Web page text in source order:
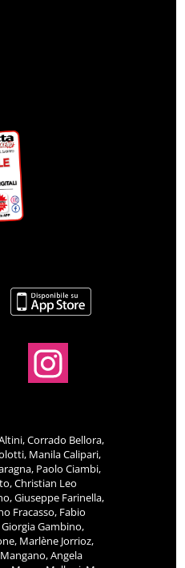
Corrado Bellora,
Manila Calipari,
Paolo Ciambi,
Christian Leo
Giuseppe Farinella,
Fracasso, Fabio
Gambino,
Marlène Jorrioz,
Angela